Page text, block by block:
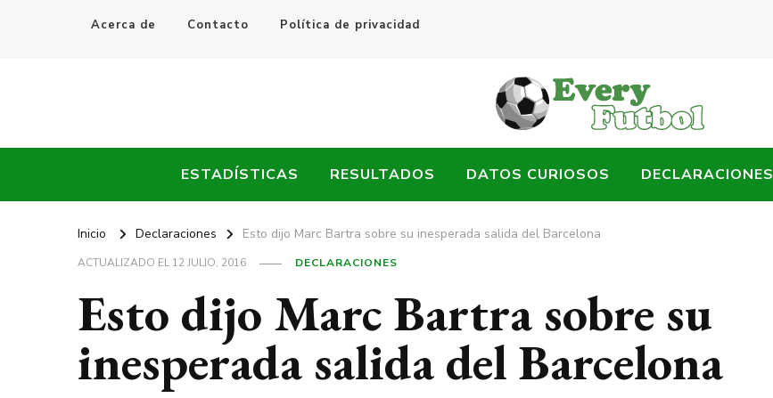
Acerca de Contacto Política de privacidad
Every Fútbol
ESTADÍSTICAS RESULTADOS DATOS CURIOSOS DECLARACIONES
Inicio Declaraciones Esto dijo Marc Bartra sobre su inesperada salida del Barcelona
ACTUALIZADO EL12 JULIO, 2016 DECLARACIONES
Esto dijo Marc Bartra sobre su
inesperada salida del Barcelona